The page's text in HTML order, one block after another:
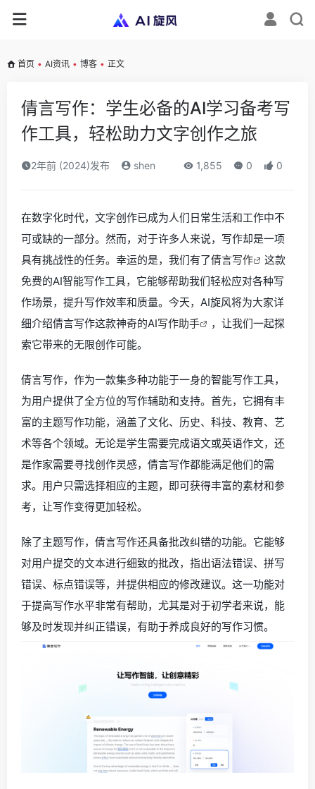
首页 • AI资讯 • 博客 • 正文
倩言写作：学生必备的AI学习备考写
作工具，轻松助力文字创作之旅
2年前 (2024)发布 shen 1,855 0 0
在数字化时代，文字创作已成为人们日常生活和工作中不
可或缺的一部分。然而，对于许多人来说，写作却是一项
具有挑战性的任务。幸运的是，我们有了倩言写作
这款
免费的AI智能写作工具，它能够帮助我们轻松应对各种写
作场景，提升写作效率和质量。今天，AI旋风将为大家详
细介绍倩言写作这款神奇的AI写作助手
，让我们一起探
索它带来的无限创作可能。
倩言写作，作为一款集多种功能于一身的智能写作工具，
为用户提供了全方位的写作辅助和支持。首先，它拥有丰
富的主题写作功能，涵盖了文化、历史、科技、教育、艺
术等各个领域。无论是学生需要完成语文或英语作文，还
是作家需要寻找创作灵感，倩言写作都能满足他们的需
求。用户只需选择相应的主题，即可获得丰富的素材和参
考，让写作变得更加轻松。
除了主题写作，倩言写作还具备批改纠错的功能。它能够
对用户提交的文本进行细致的批改，指出语法错误、拼写
错误、标点错误等，并提供相应的修改建议。这一功能对
于提高写作水平非常有帮助，尤其是对于初学者来说，能
够及时发现并纠正错误，有助于养成良好的写作习惯。